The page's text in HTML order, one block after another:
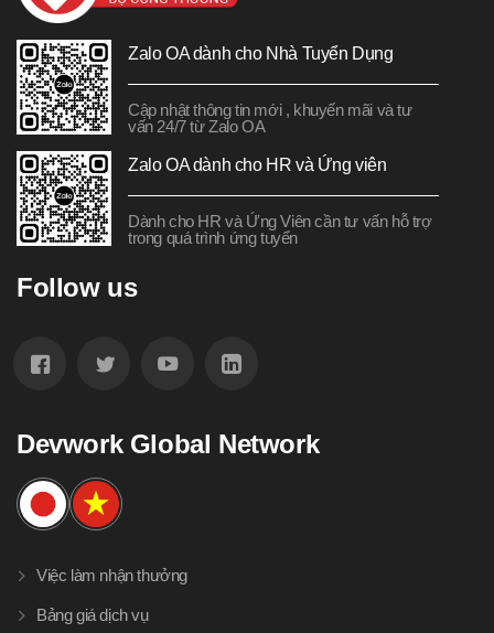
Zalo OA dành cho Nhà Tuyển Dụng
Cập nhật thông tin mới , khuyến mãi và tư
vấn 24/7 từ Zalo OA
Zalo OA dành cho HR và Ứng viên
Dành cho HR và Ứng Viên cần tư vấn hỗ trợ
trong quá trình ứng tuyển
Follow us
Devwork Global Network
Việc làm nhận thưởng
Bảng giá dịch vụ